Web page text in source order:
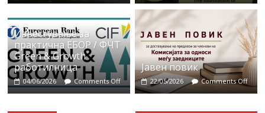
Известување за
практична ЕБОР / ФЧТ
Green & Growth
работилница
04/06/2026 Comments Off
Јавен повик
22/05/2026 Comments Off